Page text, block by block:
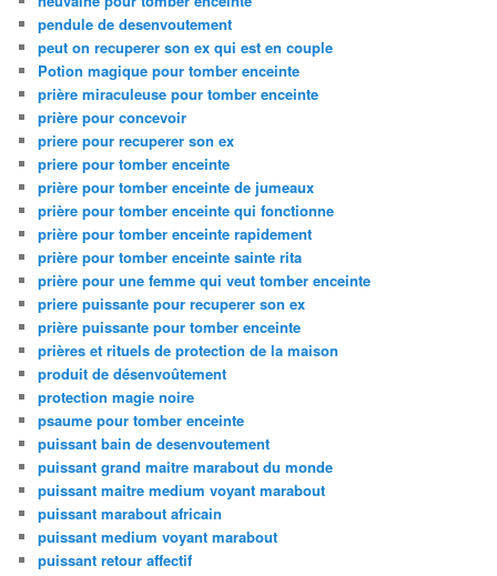
pendule de desenvoutement
peut on recuperer son ex qui est en couple
Potion magique pour tomber enceinte
prière miraculeuse pour tomber enceinte
prière pour concevoir
priere pour recuperer son ex
priere pour tomber enceinte
prière pour tomber enceinte de jumeaux
prière pour tomber enceinte qui fonctionne
prière pour tomber enceinte rapidement
prière pour tomber enceinte sainte rita
prière pour une femme qui veut tomber enceinte
priere puissante pour recuperer son ex
prière puissante pour tomber enceinte
prières et rituels de protection de la maison
produit de désenvoûtement
protection magie noire
psaume pour tomber enceinte
puissant bain de desenvoutement
puissant grand maitre marabout du monde
puissant maitre medium voyant marabout
puissant marabout africain
puissant medium voyant marabout
puissant retour affectif